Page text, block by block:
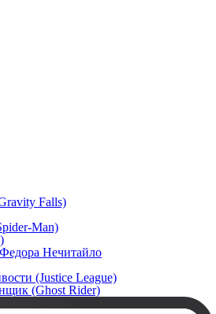
Falls)
Man)
Нечитайло
(Justice League)
(Ghost Rider)